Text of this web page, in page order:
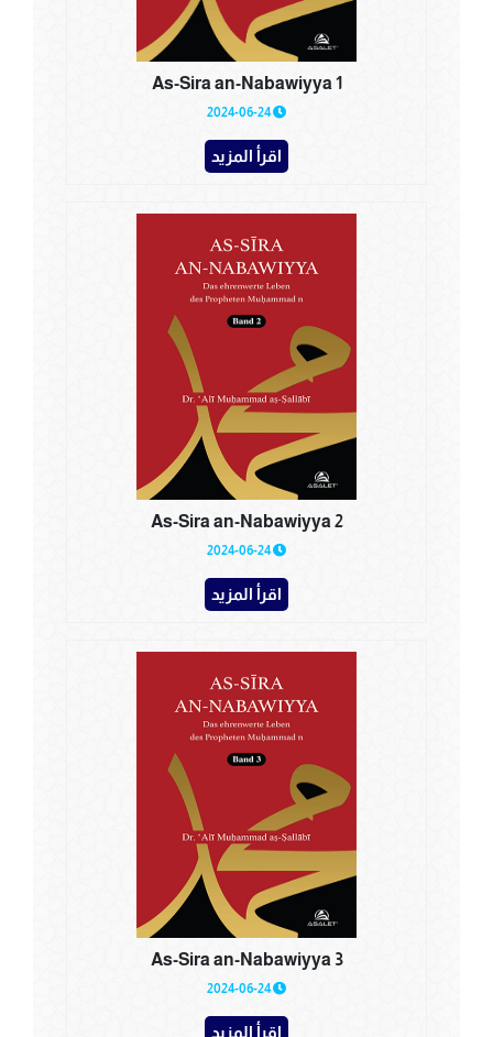
As-Sira an-Nabawiyya 1
2024-06-24
اقرأ المزيد
As-Sira an-Nabawiyya 2
2024-06-24
اقرأ المزيد
As-Sira an-Nabawiyya 3
2024-06-24
اقرأ المزيد